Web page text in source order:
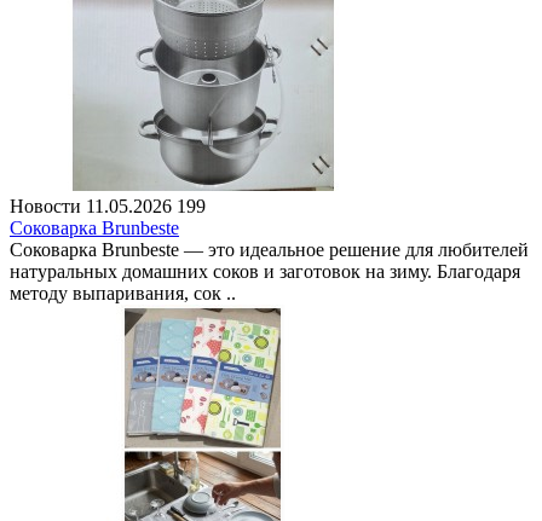
Новости 11.05.2026 199
Соковарка Brunbeste
Соковарка Brunbeste — это идеальное решение для любителей
натуральных домашних соков и заготовок на зиму. Благодаря
методу выпаривания, сок ..